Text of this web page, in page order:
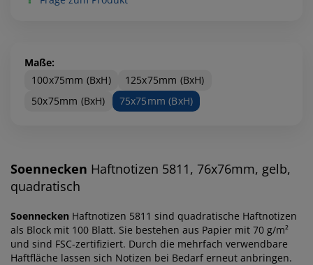
Maße:
100x75mm (BxH)
125x75mm (BxH)
50x75mm (BxH)
75x75mm (BxH)
Soennecken Haftnotizen 5811, 76x76mm, gelb,
quadratisch
Soennecken Haftnotizen 5811 sind quadratische Haftnotizen
als Block mit 100 Blatt. Sie bestehen aus Papier mit 70 g/m²
und sind FSC-zertifiziert. Durch die mehrfach verwendbare
Haftfläche lassen sich Notizen bei Bedarf erneut anbringen.